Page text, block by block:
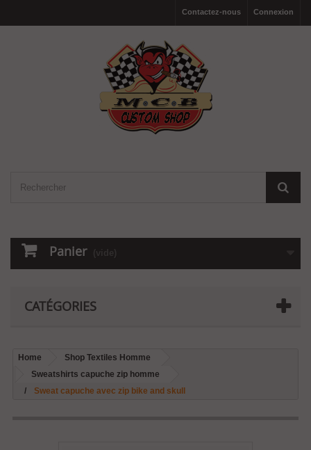
Connexion
Contactez-nous
Panier (vide)
CATÉGORIES
Home
Shop Textiles Homme
Sweatshirts capuche zip homme
Sweat capuche avec zip bike and skull